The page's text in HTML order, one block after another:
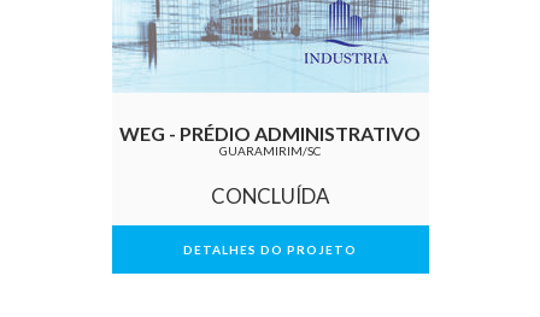
WEG - PRÉDIO ADMINISTRATIVO
GUARAMIRIM/SC
CONCLUÍDA
DETALHES DO PROJETO